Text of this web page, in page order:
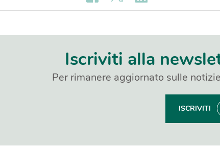
Iscriviti alla
Per rimanere aggiornato sulle
ISCRIVITI